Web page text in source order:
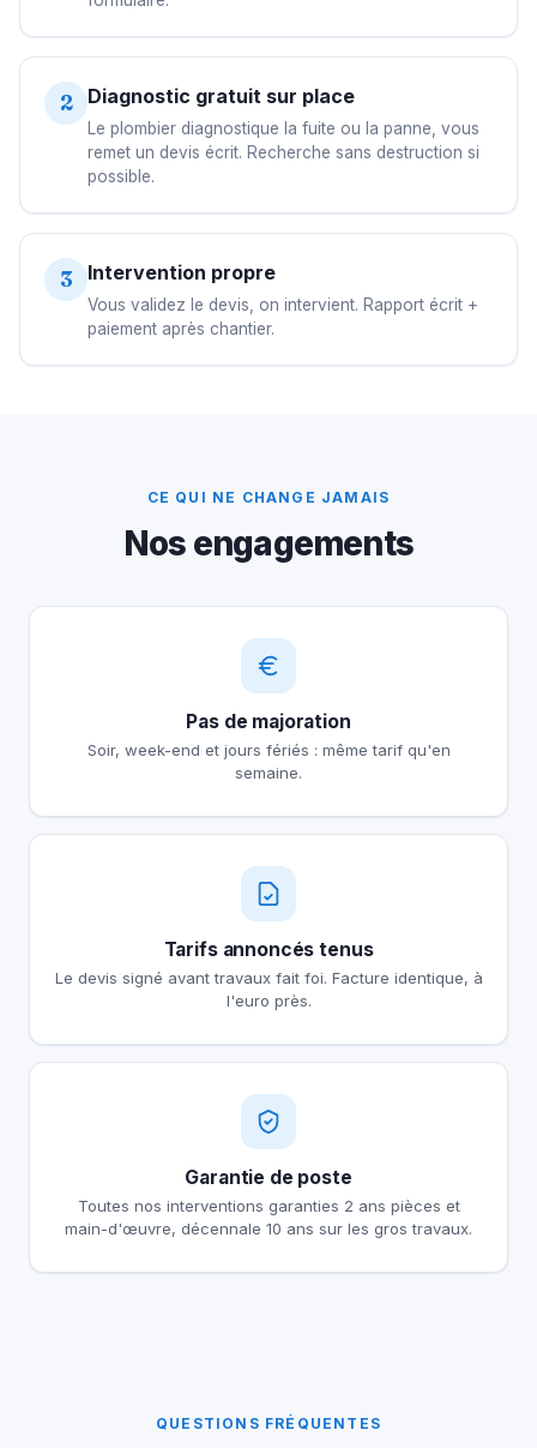
2 Diagnostic gratuit sur place
Le plombier diagnostique la fuite ou la panne, vous
remet un devis écrit. Recherche sans destruction si
possible.
3 Intervention propre
Vous validez le devis, on intervient. Rapport écrit +
paiement après chantier.
CE QUI NE CHANGE JAMAIS
Nos engagements
Pas de majoration
Soir, week-end et jours fériés : même tarif qu'en
semaine.
Tarifs annoncés tenus
Le devis signé avant travaux fait foi. Facture identique, à
l'euro près.
Garantie de poste
Toutes nos interventions garanties 2 ans pièces et
main-d'œuvre, décennale 10 ans sur les gros travaux.
QUESTIONS FRÉQUENTES